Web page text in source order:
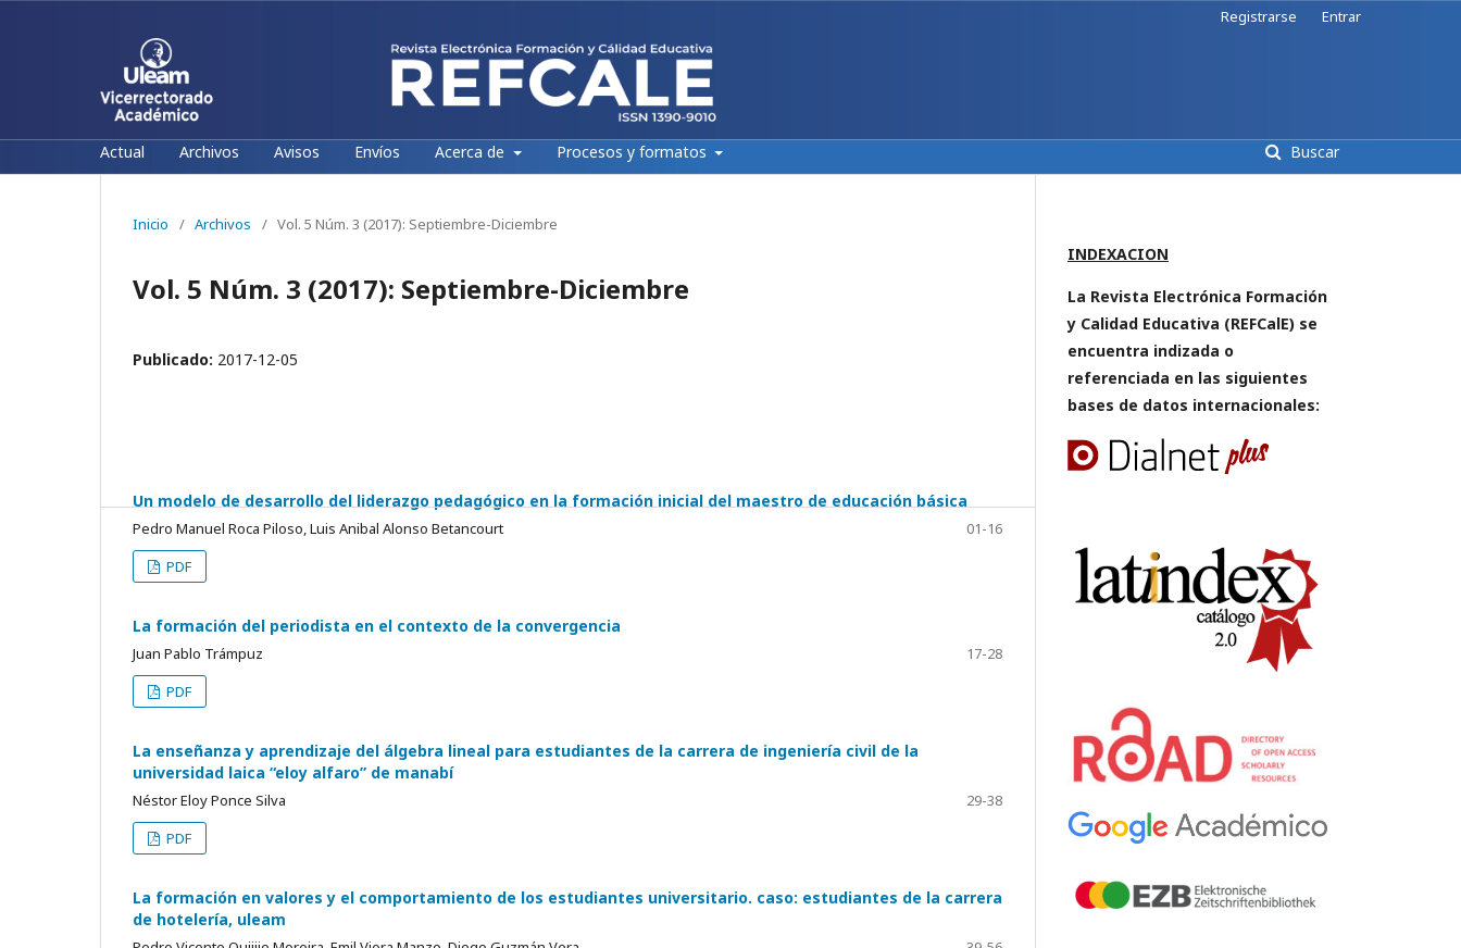
Actual Archivos Avisos Envíos Acerca de Procesos y formatos Buscar
Registrarse Entrar
Inicio / Archivos / Vol. 5 Núm. 3 (2017): Septiembre-Diciembre
Vol. 5 Núm. 3 (2017): Septiembre-Diciembre
Publicado: 2017-12-05
Un modelo de desarrollo del liderazgo pedagógico en la formación inicial del maestro de educación básica
Pedro Manuel Roca Piloso, Luis Anibal Alonso Betancourt
01-16
PDF
La formación del periodista en el contexto de la convergencia
Juan Pablo Trámpuz
17-28
PDF
La enseñanza y aprendizaje del álgebra lineal para estudiantes de la carrera de ingeniería civil de la
universidad laica “eloy alfaro” de manabí
Néstor Eloy Ponce Silva
29-38
PDF
La formación en valores y el comportamiento de los estudiantes universitario. caso: estudiantes de la carrera
de hotelería, uleam
INDEXACION
La Revista Electrónica Formación
y Calidad Educativa (REFCalE) se
encuentra indizada o
referenciada en las siguientes
bases de datos internacionales: